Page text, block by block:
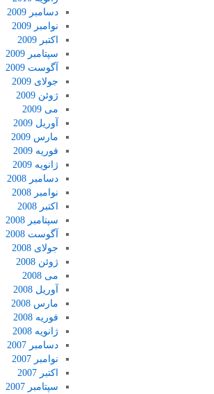
دسامبر 2009
نوامبر 2009
اکتبر 2009
سپتامبر 2009
آگوست 2009
جولای 2009
ژوئن 2009
می 2009
آوریل 2009
مارس 2009
فوریه 2009
ژانویه 2009
دسامبر 2008
نوامبر 2008
اکتبر 2008
سپتامبر 2008
آگوست 2008
جولای 2008
ژوئن 2008
می 2008
آوریل 2008
مارس 2008
فوریه 2008
ژانویه 2008
دسامبر 2007
نوامبر 2007
اکتبر 2007
سپتامبر 2007